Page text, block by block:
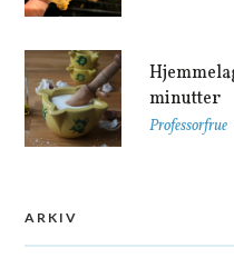
minutter
Professorfrue
ARKIV